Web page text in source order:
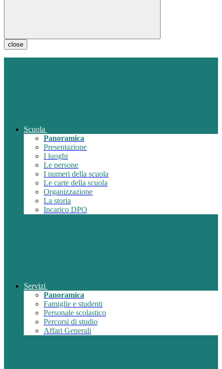
close
Scuola
Panoramica
Presentazione
I luoghi
Le persone
I numeri della scuola
Le carte della scuola
Organizzazione
La storia
Incarico DPO
Servizi
Panoramica
Famiglie e studenti
Personale scolastico
Percorsi di studio
Affari Generali